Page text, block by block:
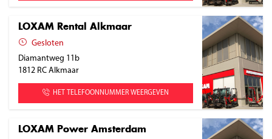
Heerhugowaard
LOXAM Rental Alkmaar
Gesloten
Diamantweg 11b
1812 RC Alkmaar
HET TELEFOONNUMMER WEERGEVEN
LOXAM Power Amsterdam